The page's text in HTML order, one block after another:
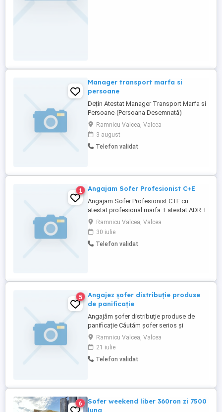
Manager transport marfa si
persoane
Dețin Atestat Manager Transport Marfa si
Persoane-(Persoana Desemnată)
Ramnicu Valcea, Valcea
3 august
Telefon validat
1 Angajam Sofer Profesionist C+E
Angajam Sofer Profesionist C+E cu
atestat profesional marfa + atestat ADR +
card tahograf, pentru cisterna transport
produse chimice.
Ramnicu Valcea, Valcea
30 iulie
Telefon validat
5
Angajez șofer distribuție produse
de panificație
Angajăm șofer distribuție produse de
panificație Căutăm șofer serios și
responsabil pentru distribuția produselor
de panificație. Cerințe: * Permis categoria
B; * Punctualitate și responsabilitate; *
Experiența în distribuție necesară
Ramnicu Valcea, Valcea
21 iulie
Telefon validat
6
Sofer weekend liber 360ron zi 7500
luna